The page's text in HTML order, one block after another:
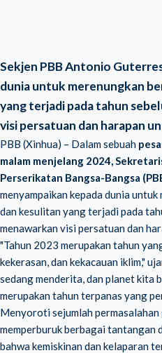
Sekjen PBB Antonio
dunia untuk merenungkan
yang terjadi pada tahun
visi persatuan dan harapan
PBB (Xinhua) – Dalam sebuah
malam menjelang 2024,
Perserikatan Bangsa-Bangsa
menyampaikan kepada dunia
dan kesulitan yang terjadi pada
menawarkan visi persatuan dan
"Tahun 2023 merupakan tahun
kekerasan, dan kekacauan iklim,"
sedang menderita, dan planet kita
merupakan tahun terpanas yang
Menyoroti sejumlah
memperburuk berbagai tantangan
bahwa kemiskinan dan kelaparan